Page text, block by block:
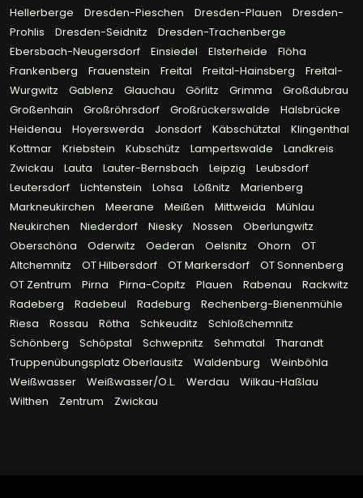
Hellerberge
Dresden-Pieschen Dresden-Plauen
Dresden-
Prohlis
Dresden-Seidnitz
Dresden-Trachenberge
Ebersbach-Neugersdorf
Einsiedel Elsterheide
Flöha
Frankenberg
Frauenstein Freital Freital-Hainsberg
Freital-
Wurgwitz
Gablenz Glauchau Görlitz Grimma
Großdubrau
Großenhain
Großröhrsdorf Großrückerswalde
Halsbrücke
Heidenau
Hoyerswerda Jonsdorf Käbschütztal
Klingenthal
Kottmar
Kriebstein Kubschütz Lampertswalde
Landkreis
Zwickau
Lauta Lauter-Bernsbach Leipzig
Leubsdorf
Leutersdorf
Lichtenstein Lohsa Lößnitz
Marienberg
Markneukirchen
Meerane Meißen Mittweida
Mühlau
Neukirchen
Niederdorf Niesky Nossen
Oberlungwitz
Oberschöna
Oderwitz Oederan Oelsnitz Ohorn
OT
Altchemnitz
OT Hilbersdorf OT Markersdorf
OT Sonnenberg
OT Zentrum
Pirna Pirna-Copitz Plauen Rabenau
Rackwitz
Radeberg
Radebeul Radeburg
Rechenberg-Bienenmühle
Riesa
Rossau Rötha Schkeuditz
Schloßchemnitz
Schönberg
Schöpstal Schwepnitz Sehmatal
Tharandt
Truppenübungsplatz Oberlausitz
Waldenburg
Weinböhla
Weißwasser
Weißwasser/O.L. Werdau
Wilkau-Haßlau
Wilthen
Zentrum Zwickau